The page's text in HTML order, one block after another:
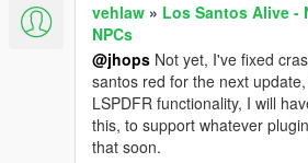
vehlaw » Los Santos Alive -
NPCs
@jhops Not yet, I've fixed
santos red for the next
LSPDFR functionality, I will
this, to support whatever
that soon.